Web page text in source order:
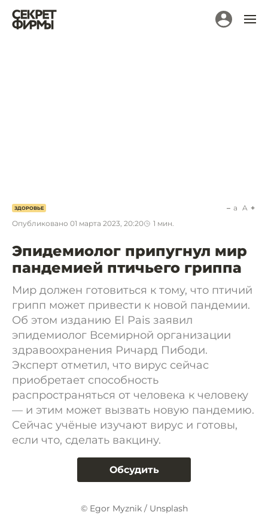
ЗДОРОВЬЕ
Опубликовано 01 марта 2023, 20:20 1 мин.
a A
Эпидемиолог припугнул мир
пандемией птичьего гриппа
Мир должен готовиться к тому, что птичий
грипп может привести к новой пандемии.
Об этом изданию El Pais заявил
эпидемиолог Всемирной организации
здравоохранения Ричард Пибоди.
Эксперт отметил, что вирус сейчас
приобретает способность
распространяться от человека к человеку
— и этим может вызвать новую пандемию.
Сейчас учёные изучают вирус и готовы,
если что, сделать вакцину.
Обсудить
© Egor Myznik / Unsplash